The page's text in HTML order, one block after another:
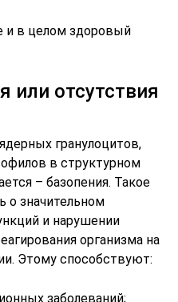
и в целом здоровый
или отсутствия
гранулоцитов,
в структурном
– базопения. Такое
о значительном
и нарушении
организма на
Этому способствуют:
заболеваний;